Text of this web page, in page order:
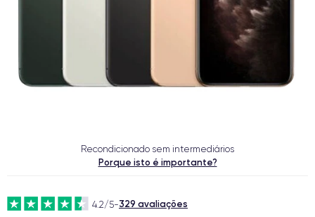
Recondicionado sem intermediários
Porque isto é importante?
4.2/5-329 avaliações